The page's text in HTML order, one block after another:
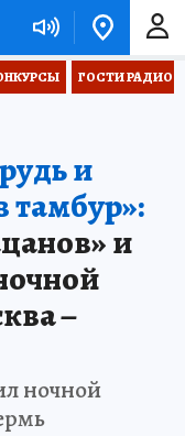
ГОСТИ РАДИО
и
тамбур»:
и
–
ночной